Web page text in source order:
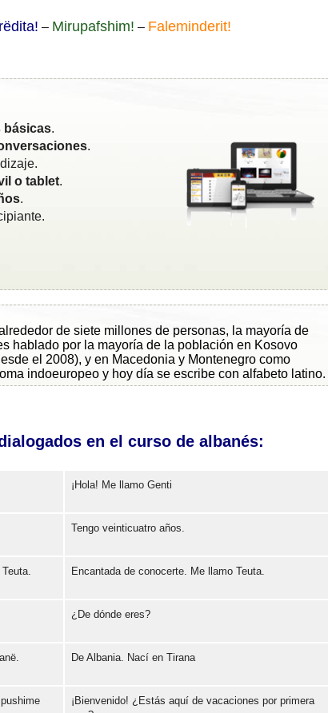
– Mirupafshim! – Faleminderit!
básicas.
.
o tablet.
.
de siete millones de personas, la mayoría de
hablado por la mayoría de la población en Kosovo
el 2008), y en Macedonia y Montenegro como
indoeuropeo y hoy día se escribe con alfabeto latino.
en el curso de albanés:
Error loading: "https://www.idiomaspc.com/curso-aprender-albanes-basico/audio/3004.mp3"
¡Hola! Me llamo Genti
Error loading: "https://www.idiomaspc.com/curso-aprender-albanes-basico/audio/3005.mp3"
Tengo veinticuatro años.
Error loading: "https://www.idiomaspc.com/curso-aprender-albanes-basico/audio/3006.mp3"
Encantada de conocerte. Me llamo Teuta.
Error loading: "https://www.idiomaspc.com/curso-aprender-albanes-basico/audio/3007.mp3"
¿De dónde eres?
Error loading: "https://www.idiomaspc.com/curso-aprender-albanes-basico/audio/3008.mp3"
De Albania. Nací en Tirana
¡Bienvenido! ¿Estás aquí de vacaciones por primera